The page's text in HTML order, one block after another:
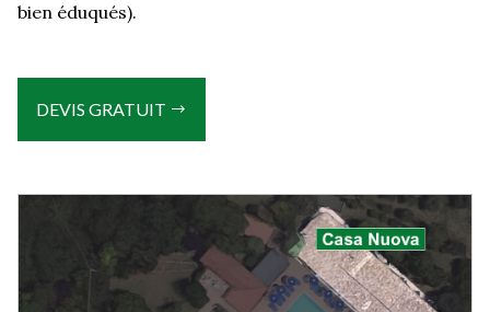
bien éduqués).
DEVIS GRATUIT